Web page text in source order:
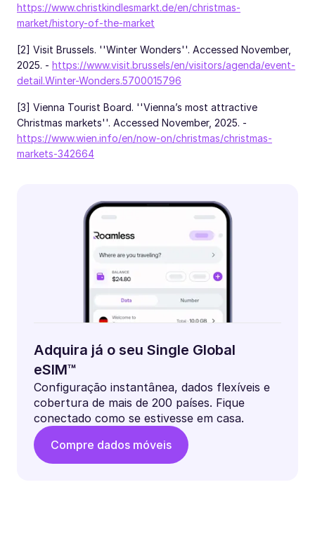
https://www.christkindlesmarkt.de/en/christmas-
market/history-of-the-market
[2] Visit Brussels. ''Winter Wonders''. Accessed November,
2025. - https://www.visit.brussels/en/visitors/agenda/event-
detail.Winter-Wonders.5700015796
[3] Vienna Tourist Board. ''Vienna’s most attractive
Christmas markets''. Accessed November, 2025. -
https://www.wien.info/en/now-on/christmas/christmas-
markets-342664
Adquira já o seu Single Global
eSIM™
Configuração instantânea, dados flexíveis e
cobertura de mais de 200 países. Fique
conectado como se estivesse em casa.
Compre dados móveis